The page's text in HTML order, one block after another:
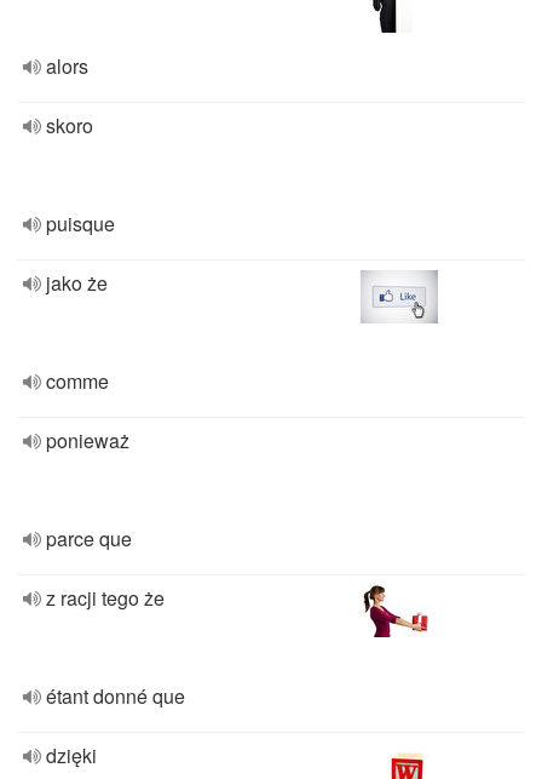
alors
skoro
puisque
jako że
comme
ponieważ
parce que
z racji tego że
étant donné que
dzięki